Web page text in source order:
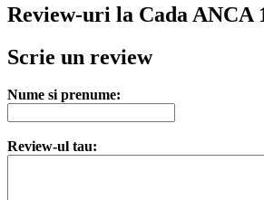
Review-uri la Cada ANCA
Scrie un review
Nume si prenume:
Review-ul tau: